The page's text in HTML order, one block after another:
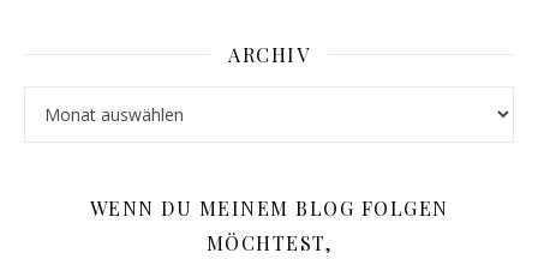
ARCHIV
WENN DU MEINEM BLOG FOLGEN
MÖCHTEST,